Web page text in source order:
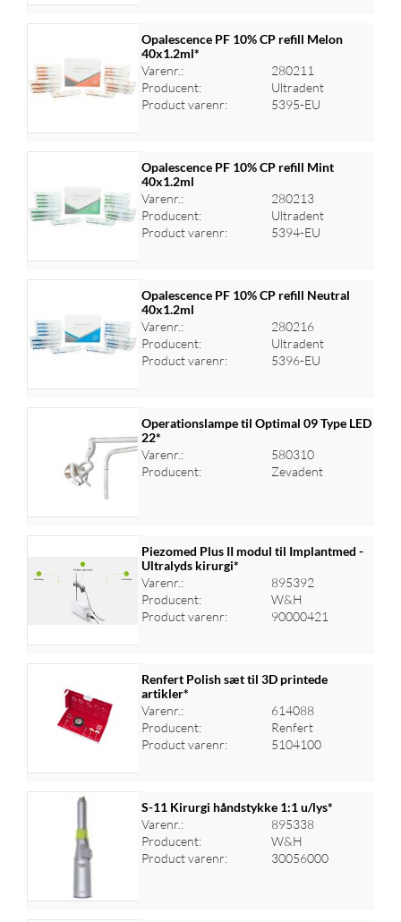
Log ind for at se priser
Opalescence PF 10% CP refill Melon
40x1.2ml*
Varenr.:
280211
Producent:
Ultradent
Product varenr:
5395-EU
Log ind for at se priser
Opalescence PF 10% CP refill Mint
40x1.2ml
Varenr.:
280213
Producent:
Ultradent
Product varenr:
5394-EU
Log ind for at se priser
Opalescence PF 10% CP refill Neutral
40x1.2ml
Varenr.:
280216
Producent:
Ultradent
Product varenr:
5396-EU
Log ind for at se priser
Operationslampe til Optimal 09 Type LED
22*
Varenr.:
580310
Producent:
Zevadent
Log ind for at se priser
Piezomed Plus II modul til Implantmed -
Ultralyds kirurgi*
Varenr.:
895392
Producent:
W&H
Product varenr:
90000421
Log ind for at se priser
Renfert Polish sæt til 3D printede
artikler*
Varenr.:
614088
Producent:
Renfert
Product varenr:
5104100
Log ind for at se priser
S-11 Kirurgi håndstykke 1:1 u/lys*
Varenr.:
895338
Producent:
W&H
Product varenr:
30056000